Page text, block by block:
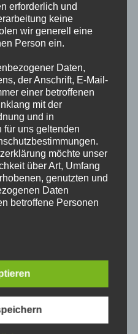
veröffentlicht.
*markiert
erforderlich und
keine
wir generell eine
Person ein.
Daten,
der Anschrift, E-Mail-
einer betroffenen
mit der
und in
für uns geltenden
möchte unser
über Art, Umfang
genutzten und
Daten
betroffene Personen
organisatorische
einen möglichst
diese Internetseite
Internetbasierte